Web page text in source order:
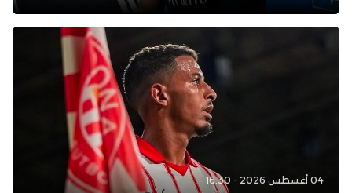
04 أغسطس 2026 - 16:30